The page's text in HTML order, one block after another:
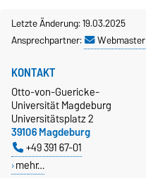
Letzte Änderung: 19.03.2025
Ansprechpartner:
Webmaster
KONTAKT
Otto-von-Guericke-
Universität Magdeburg
Universitätsplatz 2
39106 Magdeburg
+49 391 67-01
mehr…